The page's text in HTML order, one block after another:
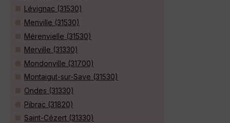
Lévignac (31530)
Menville (31530)
Mérenvielle (31530)
Merville (31330)
Mondonville (31700)
Montaigut-sur-Save (31530)
Ondes (31330)
Pibrac (31820)
Saint-Cézert (31330)